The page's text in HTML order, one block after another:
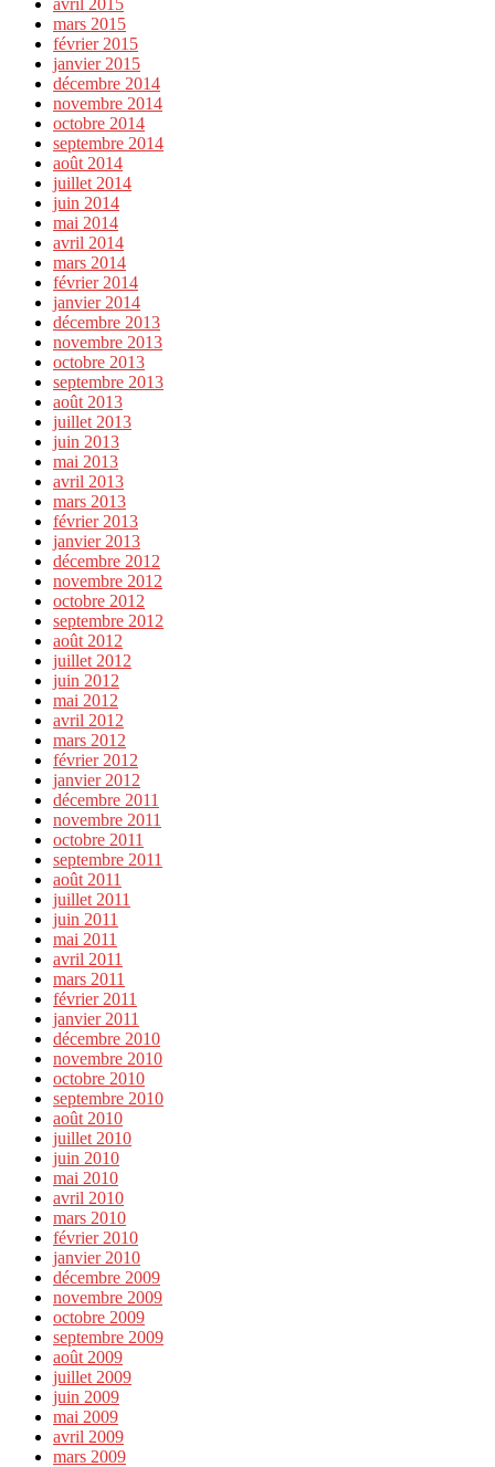
mars 2015
février 2015
janvier 2015
décembre 2014
novembre 2014
octobre 2014
septembre 2014
août 2014
juillet 2014
juin 2014
mai 2014
avril 2014
mars 2014
février 2014
janvier 2014
décembre 2013
novembre 2013
octobre 2013
septembre 2013
août 2013
juillet 2013
juin 2013
mai 2013
avril 2013
mars 2013
février 2013
janvier 2013
décembre 2012
novembre 2012
octobre 2012
septembre 2012
août 2012
juillet 2012
juin 2012
mai 2012
avril 2012
mars 2012
février 2012
janvier 2012
décembre 2011
novembre 2011
octobre 2011
septembre 2011
août 2011
juillet 2011
juin 2011
mai 2011
avril 2011
mars 2011
février 2011
janvier 2011
décembre 2010
novembre 2010
octobre 2010
septembre 2010
août 2010
juillet 2010
juin 2010
mai 2010
avril 2010
mars 2010
février 2010
janvier 2010
décembre 2009
novembre 2009
octobre 2009
septembre 2009
août 2009
juillet 2009
juin 2009
mai 2009
avril 2009
mars 2009